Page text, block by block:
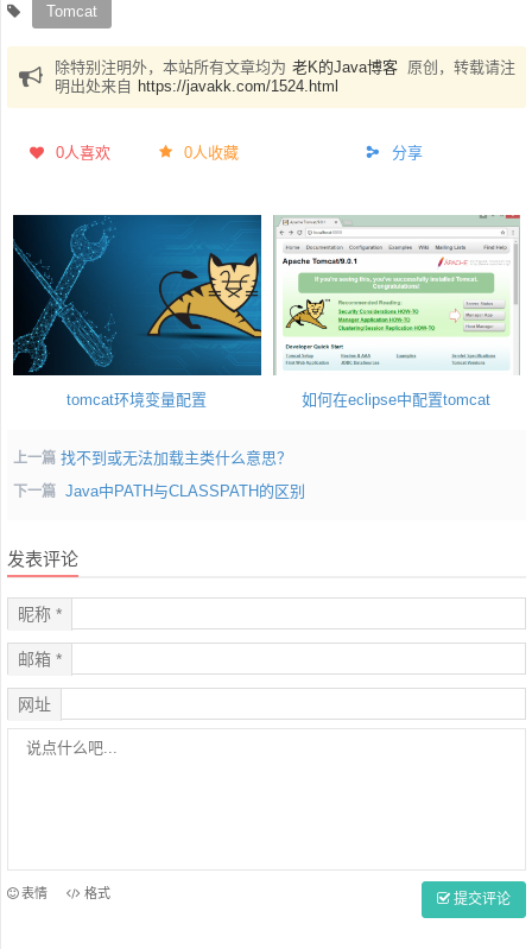
Tomcat
除特别注明外，本站所有文章均为 老K的Java博客 原创，转载请注
明出处来自 https://javakk.com/1524.html
0人喜欢 0人收藏 分享
tomcat环境变量配置 如何在eclipse中配置tomcat
上一篇 找不到或无法加载主类什么意思？
下一篇 Java中PATH与CLASSPATH的区别
发表评论
昵称 *
邮箱 *
网址
表情 格式 提交评论